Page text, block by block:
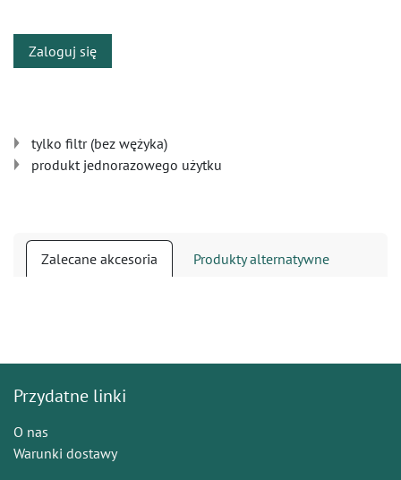
Zaloguj się
tylko filtr (bez wężyka)
produkt jednorazowego użytku
Zalecane akcesoria Produkty alternatywne
Przydatne linki
O nas
Warunki dostawy